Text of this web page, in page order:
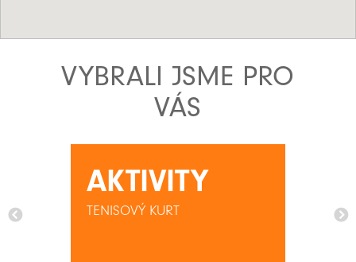
VYBRALI JSME PRO
VÁS
AKTIVITY
TENISOVÝ KURT